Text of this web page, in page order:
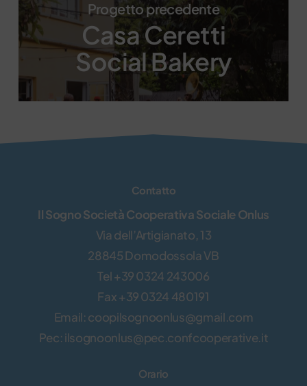
Progetto precedente
Casa Ceretti
Social Bakery
Contatto
Il Sogno Società Cooperativa Sociale Onlus
Via dell’Artigianato, 13
28845 Domodossola VB
Tel +39 0324 243006
Fax +39 0324 480191
Email: coopilsognoonlus@gmail.com
Pec: ilsognoonlus@pec.confcooperative.it
Orario